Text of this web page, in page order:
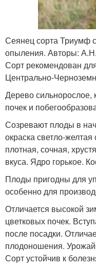
Сеянец сорта Триумф
опыления. Авторы:
Сорт рекомендован
Центрально-
Дерево сильнорослое,
почек и
Созревают плоды в
окраска светло-
плотная, сочная,
вкуса. Ядро горькое.
Плоды пригодны для
особенно для
Отличается высокой
цветковых почек.
после посадки.
плодоношения.
Сорт устойчив к